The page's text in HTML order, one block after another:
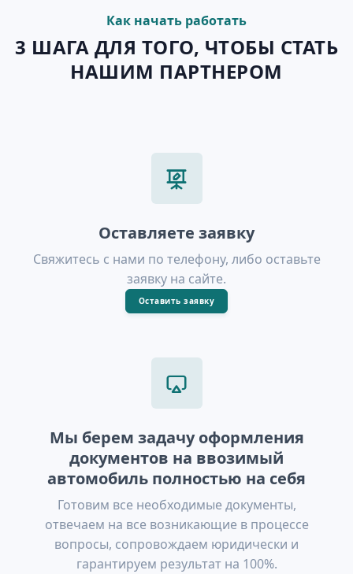
Как начать работать
3 ШАГА ДЛЯ ТОГО, ЧТОБЫ СТАТЬ
НАШИМ ПАРТНЕРОМ
Оставляете заявку
Свяжитесь с нами по телефону, либо оставьте
заявку на сайте.
Оставить заявку
Мы берем задачу оформления
документов на ввозимый
автомобиль полностью на себя
Готовим все необходимые документы,
отвечаем на все возникающие в процессе
вопросы, сопровождаем юридически и
гарантируем результат на 100%.